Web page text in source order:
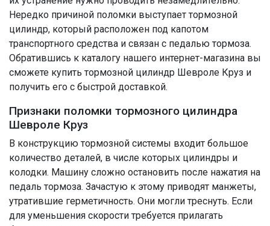
Нередко причиной поломки выступает тормозной
цилиндр, который расположен под капотом
транспортного средства и связан с педалью тормоза.
Обратившись к каталогу нашего интернет-магазина вы
сможете купить тормозной цилиндр Шевроле Круз и
получить его с быстрой доставкой.
Признаки поломки тормозного цилиндра
Шевроле Круз
В конструкцию тормозной системы входит большое
количество деталей, в числе которых цилиндры и
колодки. Машину сложно остановить после нажатия на
педаль тормоза. Зачастую к этому приводят манжеты,
утратившие герметичность. Они могли треснуть. Если
для уменьшения скорости требуется прилагать